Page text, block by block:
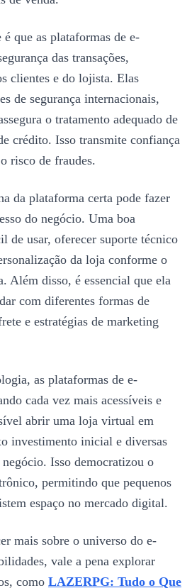
que as plataformas de e-
das transações,
clientes e do lojista. Elas
de segurança internacionais,
o tratamento adequado de
crédito. Isso transmite confiança
risco de fraudes.
da plataforma certa pode fazer
do negócio. Uma boa
de usar, oferecer suporte técnico
da loja conforme o
Além disso, é essencial que ela
com diferentes formas de
e estratégias de marketing
as plataformas de e-
cada vez mais acessíveis e
abrir uma loja virtual em
investimento inicial e diversas
Isso democratizou o
permitindo que pequenos
espaço no mercado digital.
mais sobre o universo do e-
vale a pena explorar
como LAZERPG: Tudo o Que